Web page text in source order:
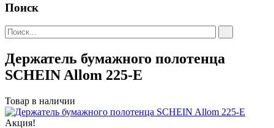
Поиск
Держатель бумажного полотенца
SCHEIN Allom 225-Е
Товар в наличии
Акция!